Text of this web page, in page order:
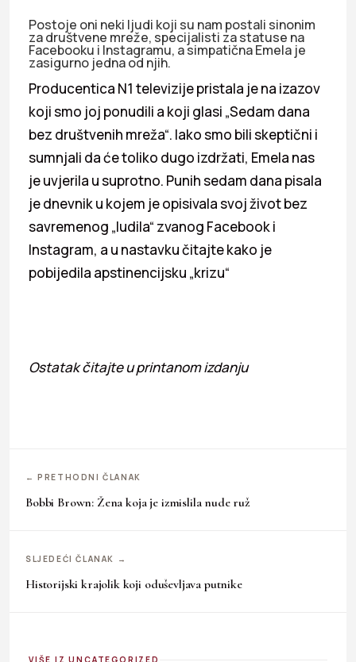
Postoje oni neki ljudi koji su nam postali sinonim
za društvene mreže, specijalisti za statuse na
Facebooku i Instagramu, a simpatična Emela je
zasigurno jedna od njih.
Producentica N1 televizije pristala je na izazov
koji smo joj ponudili a koji glasi „Sedam dana
bez društvenih mreža“. Iako smo bili skeptični i
sumnjali da će toliko dugo izdržati, Emela nas
je uvjerila u suprotno. Punih sedam dana pisala
je dnevnik u kojem je opisivala svoj život bez
savremenog „ludila“ zvanog Facebook i
Instagram, a u nastavku čitajte kako je
pobijedila apstinencijsku „krizu“
Ostatak čitajte u printanom izdanju
← PRETHODNI ČLANAK
Bobbi Brown: Žena koja je izmislila nude ruž
SLJEDEĆI ČLANAK →
Historijski krajolik koji oduševljava putnike
VIŠE IZ UNCATEGORIZED